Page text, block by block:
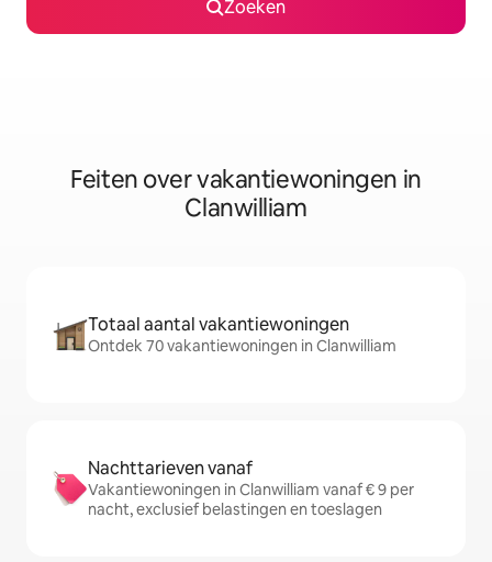
Zoeken
Feiten over vakantiewoningen in
Clanwilliam
Totaal aantal vakantiewoningen
Ontdek 70 vakantiewoningen in Clanwilliam
Nachttarieven vanaf
Vakantiewoningen in Clanwilliam vanaf € 9 per
nacht, exclusief belastingen en toeslagen